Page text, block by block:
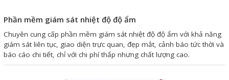
Phần mềm giám sát nhiệt độ độ ẩm
Chuyên cung cấp phần mềm giám sát nhiệt độ độ ẩm với khả năng
giám sát liên tục, giao diện trực quan, đẹp mắt, cảnh báo tức thời và
báo cáo chi tiết, chỉ với chi phí thấp nhưng chất lượng cao.
Bộ điều khiển nhiệt độ
Bộ đếm - Bộ hẹn giờ
Đồng hồ đo đa năng